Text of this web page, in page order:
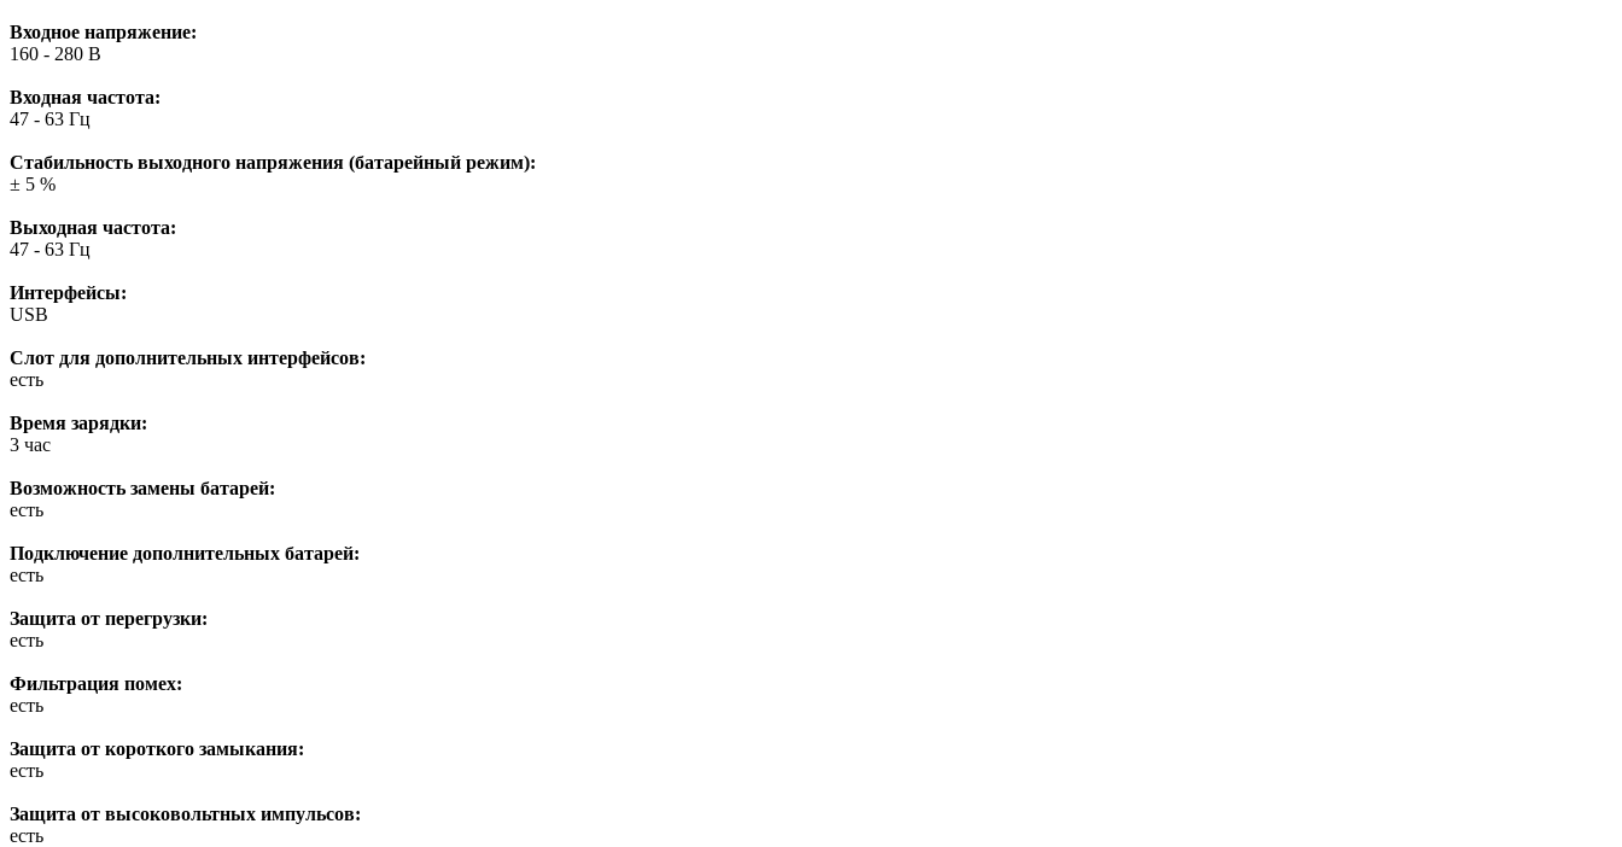
Входное напряжение:
160 - 280 В
Входная частота:
47 - 63 Гц
Стабильность выходного напряжения (батарейный режим):
± 5 %
Выходная частота:
47 - 63 Гц
Интерфейсы:
USB
Слот для дополнительных интерфейсов:
есть
Время зарядки:
3 час
Возможность замены батарей:
есть
Подключение дополнительных батарей:
есть
Защита от перегрузки:
есть
Фильтрация помех:
есть
Защита от короткого замыкания:
есть
Защита от высоковольтных импульсов:
есть